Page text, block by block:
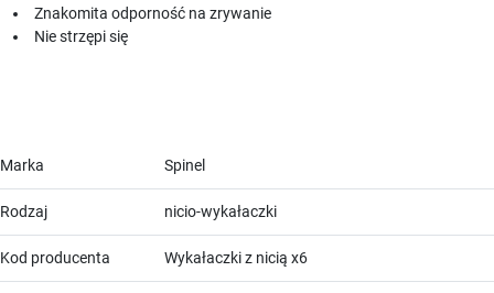
Znakomita odporność na zrywanie
Nie strzępi się
Marka Spinel
Rodzaj nicio-wykałaczki
Kod producenta Wykałaczki z nicią x6